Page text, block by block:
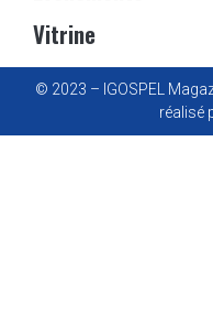
Vitrine
© 2023 – IGOSPEL
réalisé